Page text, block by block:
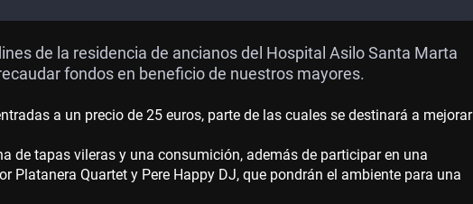
de la residencia de ancianos del Hospital Asilo Santa Marta
fondos en beneficio de nuestros mayores.
a un precio de 25 euros, parte de las cuales se destinará a mejorar
de tapas vileras y una consumición, además de participar en una
Platanera Quartet y Pere Happy DJ, que pondrán el ambiente para una